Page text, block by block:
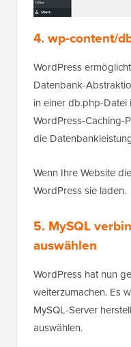
4. wp-content/
WordPress
Datenbank-
in einer db.php-
WordPress-Caching-
die
Wenn Ihre Website
WordPress sie laden.
5. MySQL
auswählen
WordPress hat nun
weiterzumachen. Es
MySQL-Server
auswählen.